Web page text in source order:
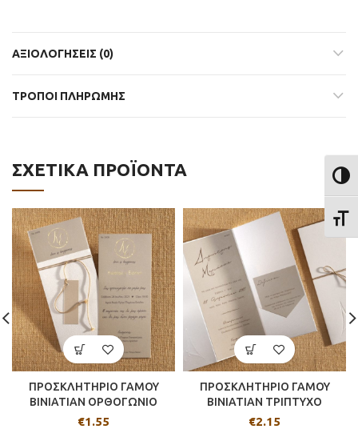
ΑΞΙΟΛΟΓΉΣΕΙΣ (0)
ΤΡΟΠΟΙ ΠΛΗΡΩΜΗΣ
ΣΧΕΤΙΚΆ ΠΡΟΪΌΝΤΑ
ΠΡΟΣΚΛΗΤΗΡΙΟ ΓΑΜΟΥ
BINIATIAN ΟΡΘΟΓΩΝΙΟ
€1.55
ΠΡΟΣΚΛΗΤΗΡΙΟ ΓΑΜΟΥ
BINIATIAN ΤΡΙΠΤΥΧΟ
€2.15